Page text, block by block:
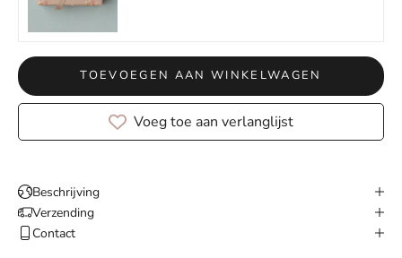
TOEVOEGEN AAN WINKELWAGEN
Voeg toe aan verlanglijst
Beschrijving
Verzending
Contact